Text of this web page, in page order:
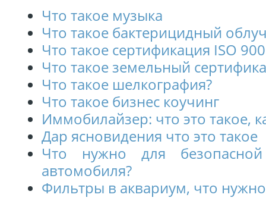
Что такое музыка
Что такое бактерицидный
Что такое сертификация ISO
Что такое земельный
Что такое шелкография?
Что такое бизнес коучинг
Иммобилайзер: что это такое,
Дар ясновидения что это такое
Что нужно для
автомобиля?
Фильтры в аквариум, что